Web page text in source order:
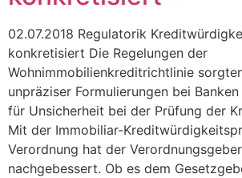
02.07.2018 Regulatorik
konkretisiert Die Regelungen der
Wohnimmobilienkreditrichtlinie
unpräziser Formulierungen bei
für Unsicherheit bei der Prüfung der
Mit der Immobiliar-
Verordnung hat der
nachgebessert. Ob es dem